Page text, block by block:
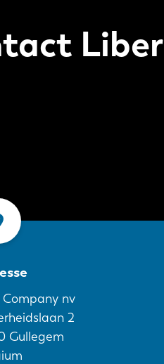
Company nv
2
Gullegem